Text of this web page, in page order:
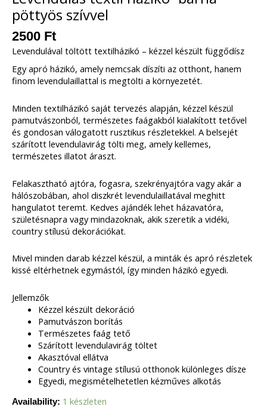
pöttyös szívvel
2500 Ft
Levendulával töltött textilházikó – kézzel készült függődísz
Egy apró házikó, amely nemcsak díszíti az otthont, hanem
finom levendulaillattal is megtölti a környezetét.
Minden textilházikó saját tervezés alapján, kézzel készül
pamutvászonból, természetes faágakból kialakított tetővel
és gondosan válogatott rusztikus részletekkel. A belsejét
szárított levendulavirág tölti meg, amely kellemes,
természetes illatot áraszt.
Felakasztható ajtóra, fogasra, szekrényajtóra vagy akár a
hálószobában, ahol diszkrét levendulaillatával meghitt
hangulatot teremt. Kedves ajándék lehet házavatóra,
születésnapra vagy mindazoknak, akik szeretik a vidéki,
country stílusú dekorációkat.
Mivel minden darab kézzel készül, a minták és apró részletek
kissé eltérhetnek egymástól, így minden házikó egyedi.
Jellemzők
Kézzel készült dekoráció
Pamutvászon borítás
Természetes faág tető
Szárított levendulavirág töltet
Akasztóval ellátva
Country és vintage stílusú otthonok különleges dísze
Egyedi, megismételhetetlen kézműves alkotás
Availability: 1 készleten